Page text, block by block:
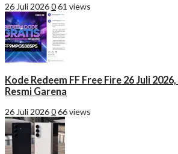
26 Juli 2026061 views
Kode Redeem FF Free Fire 26 Juli
Resmi Garena
26 Juli 2026066 views